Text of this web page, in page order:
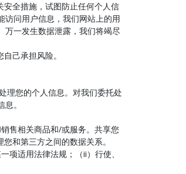
全措施，试图防止任何个人信
访问用户信息，我们网站上的用
万一发生数据泄露，我们将竭尽
己承担风险。
理您的个人信息。对我们委托处
。
售相关商品和/或服务。共享您
和第三方之间的数据关系。
项适用法律法规；（ii）行使、